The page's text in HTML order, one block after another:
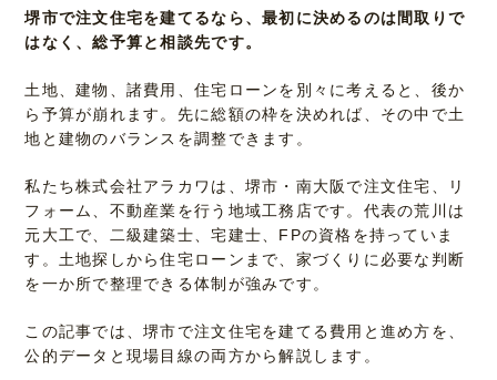
堺市で注文住宅を建てるなら、最初に決めるのは間取りで
はなく、総予算と相談先です。
土地、建物、諸費用、住宅ローンを別々に考えると、後か
ら予算が崩れます。先に総額の枠を決めれば、その中で土
地と建物のバランスを調整できます。
私たち株式会社アラカワは、堺市・南大阪で注文住宅、リ
フォーム、不動産業を行う地域工務店です。代表の荒川は
元大工で、二級建築士、宅建士、FPの資格を持っていま
す。土地探しから住宅ローンまで、家づくりに必要な判断
を一か所で整理できる体制が強みです。
この記事では、堺市で注文住宅を建てる費用と進め方を、
公的データと現場目線の両方から解説します。